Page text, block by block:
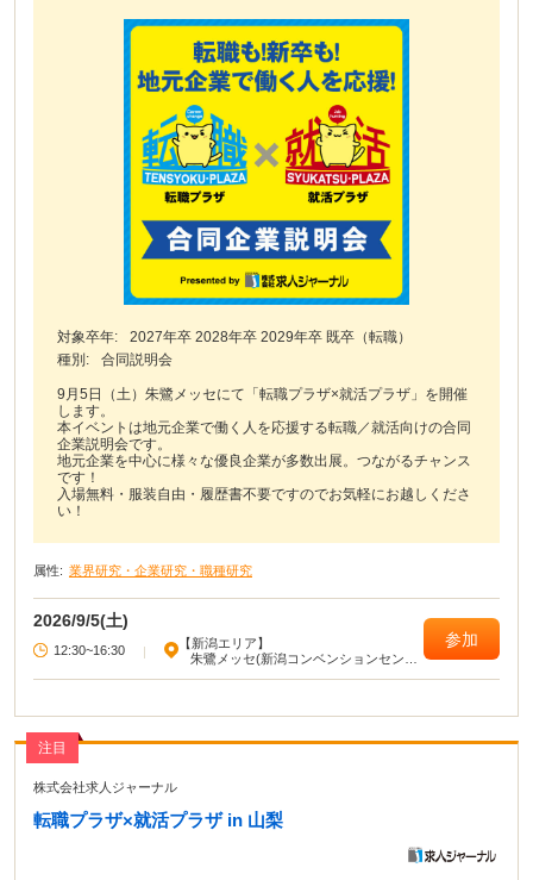
対象卒年:
2027年卒 2028年卒 2029年卒 既卒（転職）
種別:
合同説明会
9月5日（土）朱鷺メッセにて「転職プラザ×就活プラザ」を開催
します。
本イベントは地元企業で働く人を応援する転職／就活向けの合同
企業説明会です。
地元企業を中心に様々な優良企業が多数出展。つながるチャンス
です！
入場無料・服装自由・履歴書不要ですのでお気軽にお越しくださ
い！
属性: 業界研究・企業研究・職種研究
2026/9/5(土)
12:30~16:30 |
【新潟エリア】
朱鷺メッセ(新潟コンベンションセンタ
参加
注目
株式会社求人ジャーナル
転職プラザ×就活プラザ in 山梨